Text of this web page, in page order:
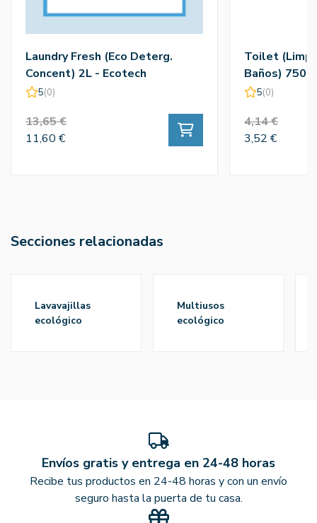
Laundry Fresh (Eco Deterg.
Concent) 2L - Ecotech
5(0)
13,65 €
11,60 €
Toilet
Baños)
5(0)
4,14 €
3,52 €
Secciones relacionadas
lavavajillas
ecológico
multiusos
ecológico
Envíos gratis y entrega en 24-48 horas
Recibe tus productos en 24-48 horas y con un envío
seguro hasta la puerta de tu casa.